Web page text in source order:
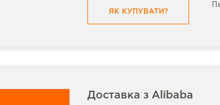
ЯК КУПУВАТИ?
Доставка з Alibaba